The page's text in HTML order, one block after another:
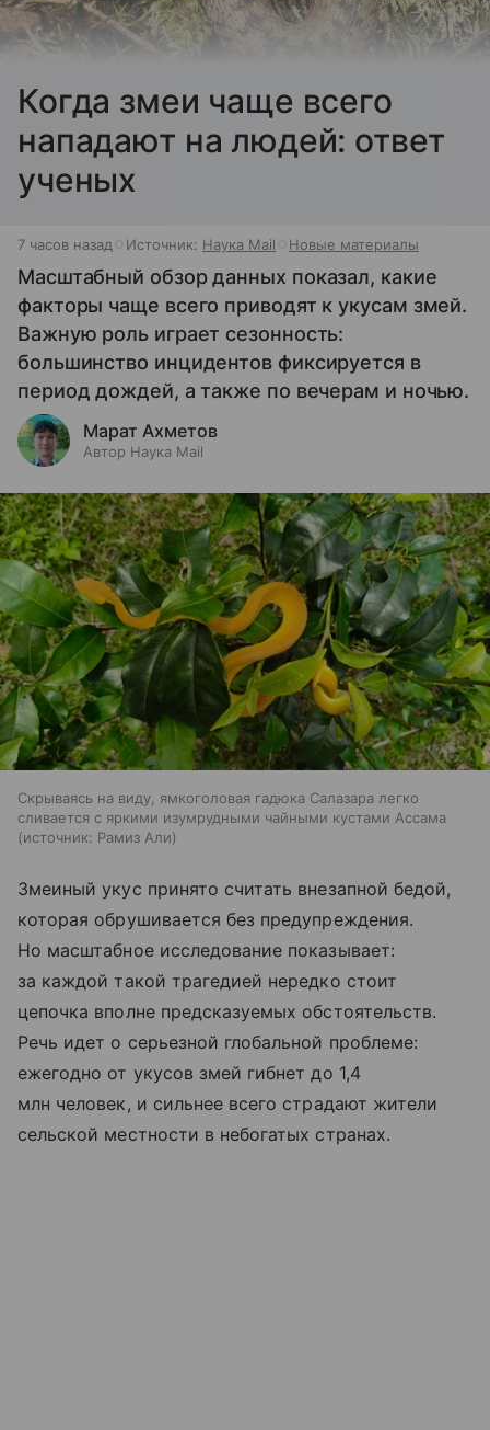
Когда змеи чаще всего
нападают на людей: ответ
ученых
7 часов назад Источник: Наука Mail Новые материалы
Масштабный обзор данных показал, какие
факторы чаще всего приводят к укусам змей.
Важную роль играет сезонность:
большинство инцидентов фиксируется в
период дождей, а также по вечерам и ночью.
Марат Ахметов
Автор Наука Mail
Скрываясь на виду, ямкоголовая гадюка Салазара легко
сливается с яркими изумрудными чайными кустами Ассама
источник: Рамиз Али
Змеиный укус принято считать внезапной бедой,
которая обрушивается без предупреждения.
Но масштабное исследование показывает:
за каждой такой трагедией нередко стоит
цепочка вполне предсказуемых обстоятельств.
Речь идет о серьезной глобальной проблеме:
ежегодно от укусов змей гибнет до 1,4
млн человек, и сильнее всего страдают жители
сельской местности в небогатых странах.